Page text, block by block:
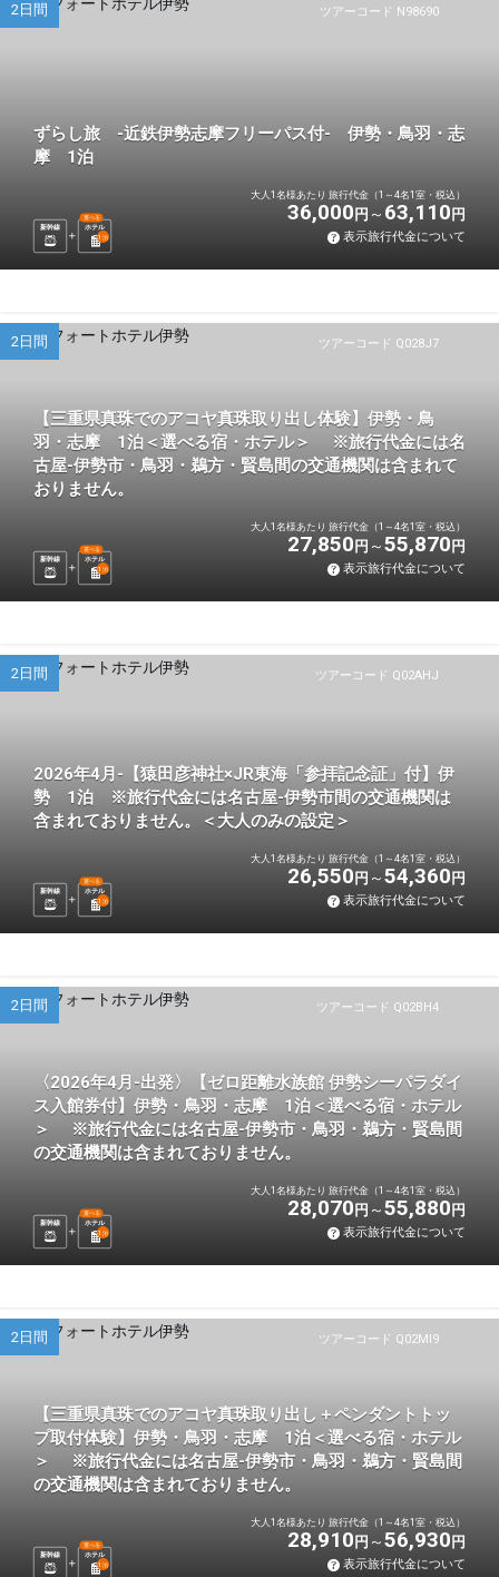
ツアーコード N98690
2日間
ずらし旅 -近鉄伊勢志摩フリーパス付- 伊勢・鳥羽・志
摩 1泊
新幹線 ホテル
選べる
1 泊
大人1名様あたり 旅行代金（1～4名1室・税込）
36,000 円 63,110 円
表示旅行代金について
ツアーコード Q028J7
2日間
【三重県真珠でのアコヤ真珠取り出し体験】伊勢・鳥
羽・志摩 1泊＜選べる宿・ホテル＞ ※旅行代金には名
古屋-伊勢市・鳥羽・鵜方・賢島間の交通機関は含まれて
おりません。
新幹線 ホテル
選べる
1 泊
大人1名様あたり 旅行代金（1～4名1室・税込）
27,850 円 55,870 円
表示旅行代金について
ツアーコード Q02AHJ
2日間
2026年4月-【猿田彦神社×JR東海「参拝記念証」付】伊
勢 1泊 ※旅行代金には名古屋-伊勢市間の交通機関は
含まれておりません。＜大人のみの設定＞
新幹線 ホテル
選べる
1 泊
大人1名様あたり 旅行代金（1～4名1室・税込）
26,550 円 54,360 円
表示旅行代金について
ツアーコード Q02BH4
2日間
〈2026年4月-出発〉【ゼロ距離水族館 伊勢シーパラダイ
ス入館券付】伊勢・鳥羽・志摩 1泊＜選べる宿・ホテル
＞ ※旅行代金には名古屋-伊勢市・鳥羽・鵜方・賢島間
の交通機関は含まれておりません。
新幹線 ホテル
選べる
1 泊
大人1名様あたり 旅行代金（1～4名1室・税込）
28,070 円 55,880 円
表示旅行代金について
ツアーコード Q02MI9
2日間
【三重県真珠でのアコヤ真珠取り出し＋ペンダントトッ
プ取付体験】伊勢・鳥羽・志摩 1泊＜選べる宿・ホテル
＞ ※旅行代金には名古屋-伊勢市・鳥羽・鵜方・賢島間
の交通機関は含まれておりません。
新幹線 ホテル
選べる
1 泊
大人1名様あたり 旅行代金（1～4名1室・税込）
28,910 円 56,930 円
表示旅行代金について